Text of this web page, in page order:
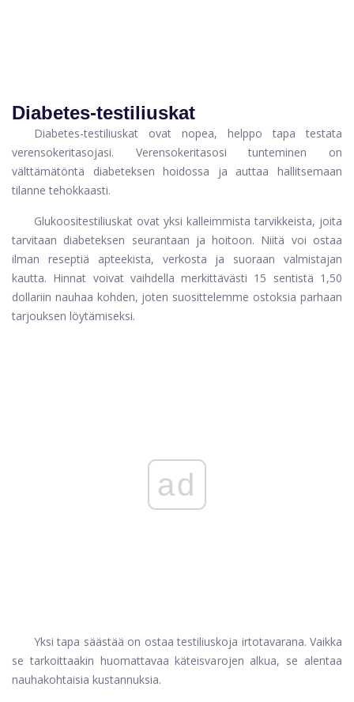
Diabetes-testiliuskat
Diabetes-testiliuskat ovat nopea, helppo tapa testata
verensokeritasojasi. Verensokeritasosi tunteminen on
välttämätöntä diabeteksen hoidossa ja auttaa hallitsemaan
tilanne tehokkaasti.
Glukoositestiliuskat ovat yksi kalleimmista tarvikkeista, joita
tarvitaan diabeteksen seurantaan ja hoitoon. Niitä voi ostaa
ilman reseptiä apteekista, verkosta ja suoraan valmistajan
kautta. Hinnat voivat vaihdella merkittävästi 15 sentistä 1,50
dollariin nauhaa kohden, joten suosittelemme ostoksia parhaan
tarjouksen löytämiseksi.
ad
Yksi tapa säästää on ostaa testiliuskoja irtotavarana. Vaikka
se tarkoittaakin huomattavaa käteisvarojen alkua, se alentaa
nauhakohtaisia ​​kustannuksia.